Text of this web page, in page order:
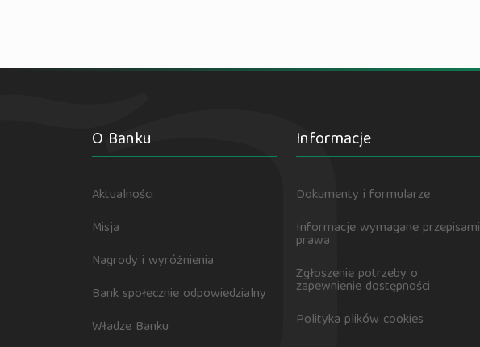
O Banku
Aktualności
Misja
Nagrody i wyróżnienia
Bank społecznie odpowiedzialny
Władze Banku
Informacje
Dokumenty i formularze
Informacje wymagane przepisami
prawa
Zgłoszenie potrzeby o
zapewnienie dostępności
Polityka plików cookies